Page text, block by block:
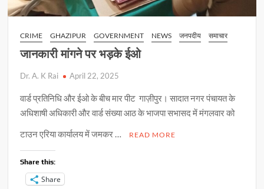
CRIME GHAZIPUR GOVERNMENT NEWS जनपदीय समाचार
जानकारी मांगने पर भड़के ईओ
Dr. A. K Rai April 22, 2025
वार्ड प्रतिनिधि और ईओ के बीच मार पीट गाज़ीपुर। सादात नगर पंचायत के
अधिशाषी अधिकारी और वार्ड संख्या आठ के भाजपा सभासद में मंगलवार को
टाउन एरिया कार्यालय में जमकर …
READ MORE
Share this:
Share